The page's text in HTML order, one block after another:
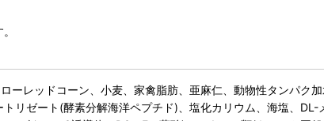
レッドコーン、小麦、家禽脂肪、亜麻仁、動物性タンパク
リゼート(酵素分解海洋ペプチド)、塩化カリウム、海塩、DL-